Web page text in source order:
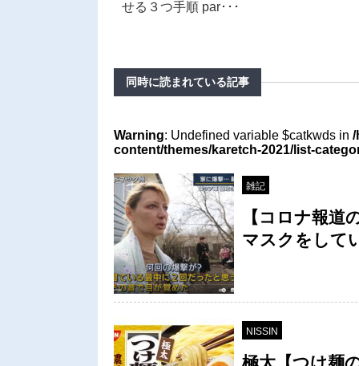
せる３つ手順 par･･･
同時に読まれている記事
Warning: Undefined variable $catkwds in /
content/themes/karetch-2021/list-
雑記
【コロナ報道
マスクをして
NISSIN
極太【つけ麺